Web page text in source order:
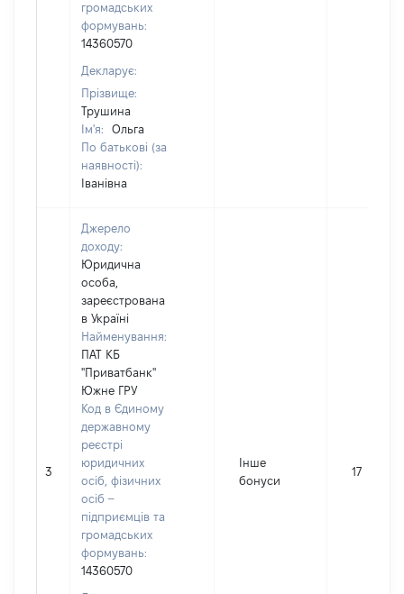
громадських
формувань:
14360570
Декларує:
Прізвище:
Трушина
Ім'я:
Ольга
По батькові (за
наявності):
Іванівна
3
Джерело
доходу:
Юридична
особа,
зареєстрована
в Україні
Найменування:
ПАТ КБ
"Приватбанк"
Южне ГРУ
Код в Єдиному
державному
реєстрі
юридичних
осіб, фізичних
осіб –
підприємців та
громадських
формувань:
14360570
Інше
бонуси
17